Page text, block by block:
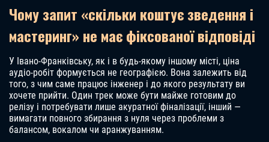
Чому запит «скільки коштує зведення і
мастеринг» не має фіксованої відповіді
У Івано-Франківську, як і в будь-якому іншому місті, ціна
аудіо-робіт формується не географією. Вона залежить від
того, з чим саме працює інженер і до якого результату ви
хочете прийти. Один трек може бути майже готовим до
релізу і потребувати лише акуратної фіналізації, інший —
вимагати повного збирання з нуля через проблеми з
балансом, вокалом чи аранжуванням.